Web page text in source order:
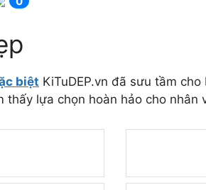
biệt KiTuDEP.vn đã sưu tầm
lựa chọn hoàn hảo cho nhân